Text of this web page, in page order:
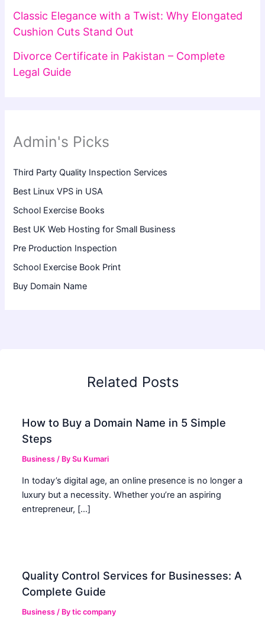
Classic Elegance with a Twist: Why Elongated
Cushion Cuts Stand Out
Divorce Certificate in Pakistan – Complete
Legal Guide
Admin's Picks
Third Party Quality Inspection Services
Best Linux VPS in USA
School Exercise Books
Best UK Web Hosting for Small Business
Pre Production Inspection
School Exercise Book Print
Buy Domain Name
Related Posts
How to Buy a Domain Name in 5 Simple
Steps
Business / BySu Kumari
In today’s digital age, an online presence is no longer a
luxury but a necessity. Whether you’re an aspiring
entrepreneur, […]
Quality Control Services for Businesses: A
Complete Guide
Business / Bytic company